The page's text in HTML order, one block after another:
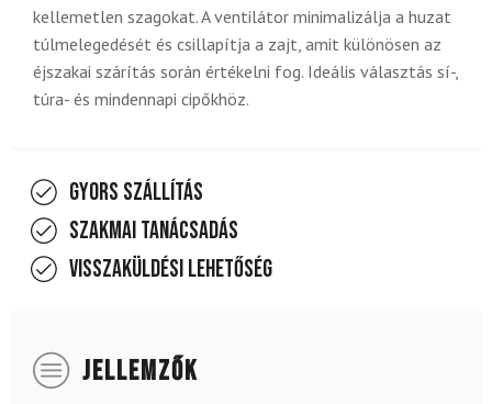
kellemetlen szagokat. A ventilátor minimalizálja a huzat
túlmelegedését és csillapítja a zajt, amit különösen az
éjszakai szárítás során értékelni fog. Ideális választás sí-,
túra- és mindennapi cipőkhöz.
Gyors szállítás
Szakmai tanácsadás
Visszaküldési lehetőség
JELLEMZŐK